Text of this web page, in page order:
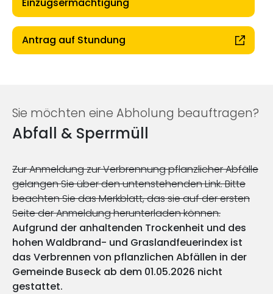
Antrag auf Stundung
Sie möchten eine Abholung beauftragen?
Abfall & Sperrmüll
Zur Anmeldung zur Verbrennung pflanzlicher Abfälle
gelangen Sie über den untenstehenden Link. Bitte
beachten Sie das Merkblatt, das sie auf der ersten
Seite der Anmeldung herunterladen können.
Aufgrund der anhaltenden Trockenheit und des
hohen Waldbrand- und Graslandfeuerindex ist
das Verbrennen von pflanzlichen Abfällen in der
Gemeinde Buseck ab dem 01.05.2026 nicht
gestattet.